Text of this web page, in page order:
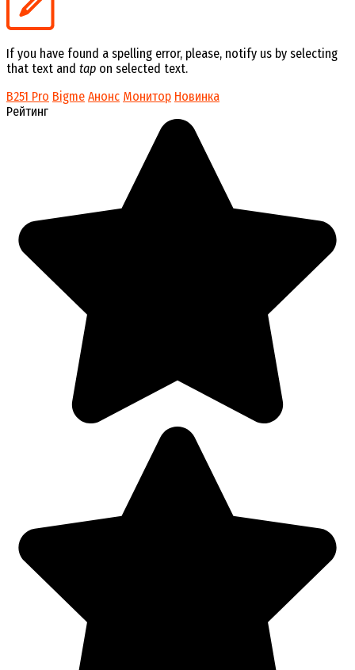
If you have found a spelling error, please, notify us by selecting
that text and tap on selected text.
B251 Pro Bigme Анонс Монитор Новинка
Рейтинг